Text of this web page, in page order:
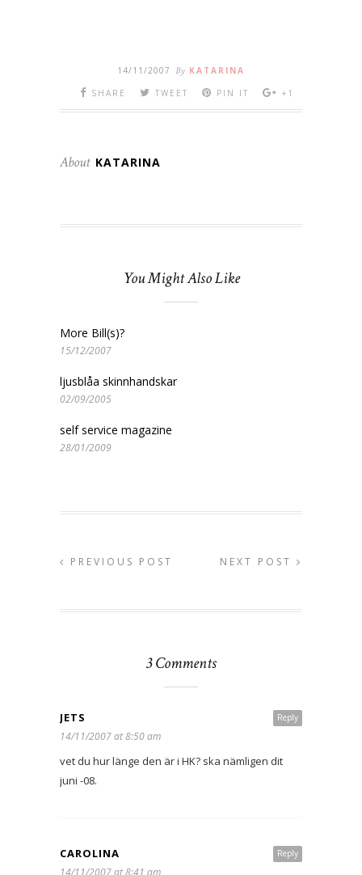
14/11/2007 By KATARINA
SHARE
TWEET PIN IT +1
About KATARINA
You Might Also Like
More Bill(s)?
15/12/2007
ljusblåa skinnhandskar
02/09/2005
self service magazine
28/01/2009
PREVIOUS POST NEXT POST
3 Comments
Reply
JETS
14/11/2007 at 8:50 am
vet du hur länge den är i HK? ska nämligen dit
juni -08.
Reply
CAROLINA